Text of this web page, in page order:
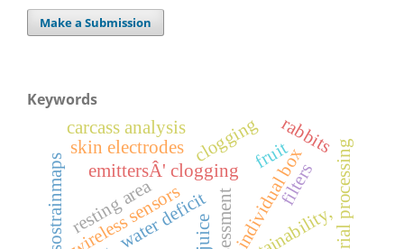
Make a Submission
Keywords
water deficit individual box
wireless sensors
emittersÂ' clogging fruit
clogging
filters
resting area
skin electrodes
carcass analysis
isostrainmaps
rabbits